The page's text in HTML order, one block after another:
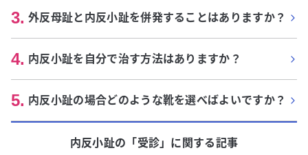
3. 外反母趾と内反小趾を併発することはありますか？
4. 内反小趾を自分で治す方法はありますか？
5. 内反小趾の場合どのような靴を選べばよいですか？
内反小趾の「受診」に関する記事